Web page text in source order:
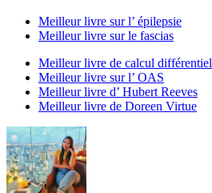
Meilleur livre sur l’ épilepsie
Meilleur livre sur le fascias
Meilleur livre de calcul différentiel
Meilleur livre sur l’ OAS
Meilleur livre d’ Hubert Reeves
Meilleur livre de Doreen Virtue